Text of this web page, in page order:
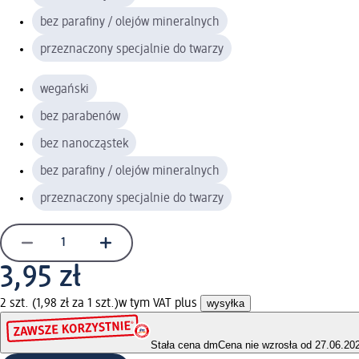
bez parafiny / olejów mineralnych
przeznaczony specjalnie do twarzy
wegański
bez parabenów
bez nanocząstek
bez parafiny / olejów mineralnych
przeznaczony specjalnie do twarzy
3,95 zł
2 szt. (1,98 zł za 1 szt.)w tym VAT plus wysyłka
Stała cena dmCena nie wzrosła od